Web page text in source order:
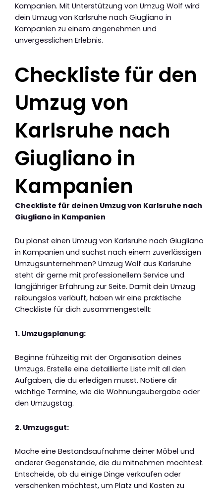
Kampanien. Mit Unterstützung von Umzug Wolf wird
dein Umzug von Karlsruhe nach Giugliano in
Kampanien zu einem angenehmen und
unvergesslichen Erlebnis.
Checkliste für den
Umzug von
Karlsruhe nach
Giugliano in
Kampanien
Checkliste für deinen Umzug von Karlsruhe nach
Giugliano in Kampanien
Du planst einen Umzug von Karlsruhe nach Giugliano
in Kampanien und suchst nach einem zuverlässigen
Umzugsunternehmen? Umzug Wolf aus Karlsruhe
steht dir gerne mit professionellem Service und
langjähriger Erfahrung zur Seite. Damit dein Umzug
reibungslos verläuft, haben wir eine praktische
Checkliste für dich zusammengestellt:
1. Umzugsplanung:
Beginne frühzeitig mit der Organisation deines
Umzugs. Erstelle eine detaillierte Liste mit all den
Aufgaben, die du erledigen musst. Notiere dir
wichtige Termine, wie die Wohnungsübergabe oder
den Umzugstag.
2. Umzugsgut:
Mache eine Bestandsaufnahme deiner Möbel und
anderer Gegenstände, die du mitnehmen möchtest.
Entscheide, ob du einige Dinge verkaufen oder
verschenken möchtest, um Platz und Kosten zu